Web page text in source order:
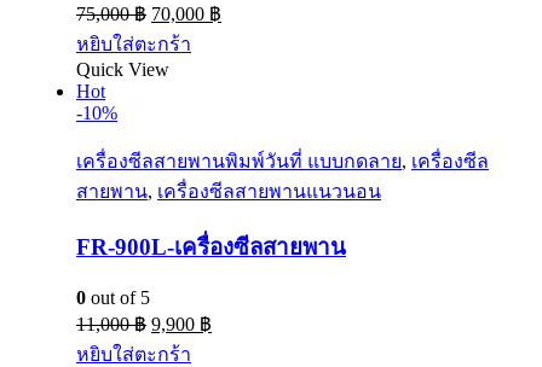
75,000฿ 70,000 ฿
หยิบใส่ตะกร้า
Quick View
Hot
-10%
เครื่องซีลสายพานพิมพ์วันที่ แบบกดลาย, เครื่องซีล
สายพาน, เครื่องซีลสายพานแนวนอน
FR-900L-เครื่องซีลสายพาน
0 out of 5
11,000฿ 9,900 ฿
หยิบใส่ตะกร้า